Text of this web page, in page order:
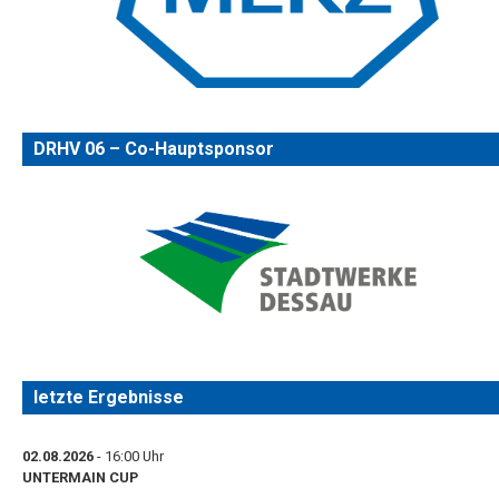
DRHV 06 – Co-Hauptsponsor
letzte Ergebnisse
02.08.2026 - 16:00 Uhr
UNTERMAIN CUP